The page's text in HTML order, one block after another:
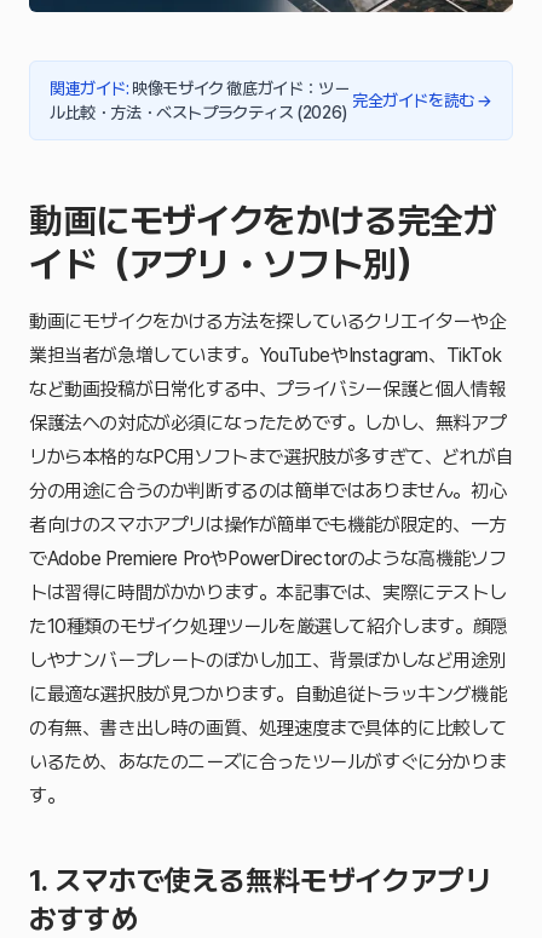
関連ガイド: 映像モザイク 徹底ガイド：ツー
ル比較・方法・ベストプラクティス (2026)
完全ガイドを読む →
動画にモザイクをかける完全ガ
イド（アプリ・ソフト別）
動画にモザイクをかける方法を探しているクリエイターや企
業担当者が急増しています。YouTubeやInstagram、TikTok
など動画投稿が日常化する中、プライバシー保護と個人情報
保護法への対応が必須になったためです。しかし、無料アプ
リから本格的なPC用ソフトまで選択肢が多すぎて、どれが自
分の用途に合うのか判断するのは簡単ではありません。初心
者向けのスマホアプリは操作が簡単でも機能が限定的、一方
でAdobe Premiere ProやPowerDirectorのような高機能ソフ
トは習得に時間がかかります。本記事では、実際にテストし
た10種類のモザイク処理ツールを厳選して紹介します。顔隠
しやナンバープレートのぼかし加工、背景ぼかしなど用途別
に最適な選択肢が見つかります。自動追従トラッキング機能
の有無、書き出し時の画質、処理速度まで具体的に比較して
いるため、あなたのニーズに合ったツールがすぐに分かりま
す。
1. スマホで使える無料モザイクアプリ
おすすめ